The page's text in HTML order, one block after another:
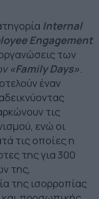
Internal
Engagement
των
«FamilyDays».
έναν
τις
ενώ οι
τις οποίες η
της για 300
της,
της ισορροπίας